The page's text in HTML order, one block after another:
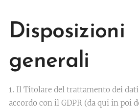
Disposizioni
generali
1. Il Titolare del trattamento dei
accordo con il GDPR (da qui in poi